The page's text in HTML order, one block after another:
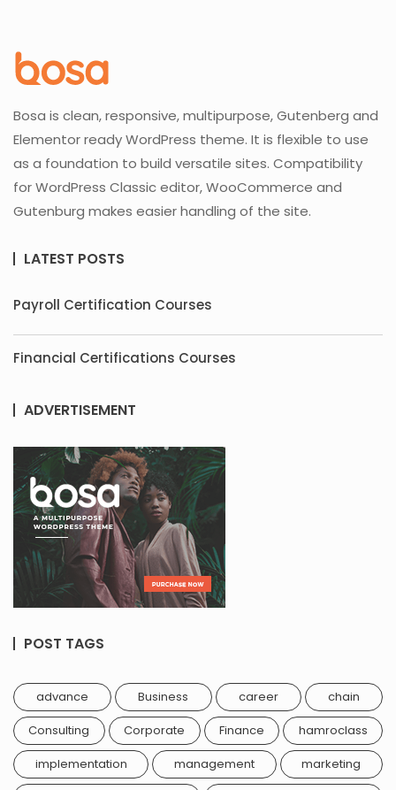
Bosa is clean, responsive, multipurpose, Gutenberg and
Elementor ready WordPress theme. It is flexible to use
as a foundation to build versatile sites. Compatibility
for WordPress Classic editor, WooCommerce and
Gutenburg makes easier handling of the site.
LATEST POSTS
Payroll Certification Courses
Financial Certifications Courses
ADVERTISEMENT
POST TAGS
advance Business career
chain
Consulting
Corporate Finance
hamroclass
implementation
management
marketing